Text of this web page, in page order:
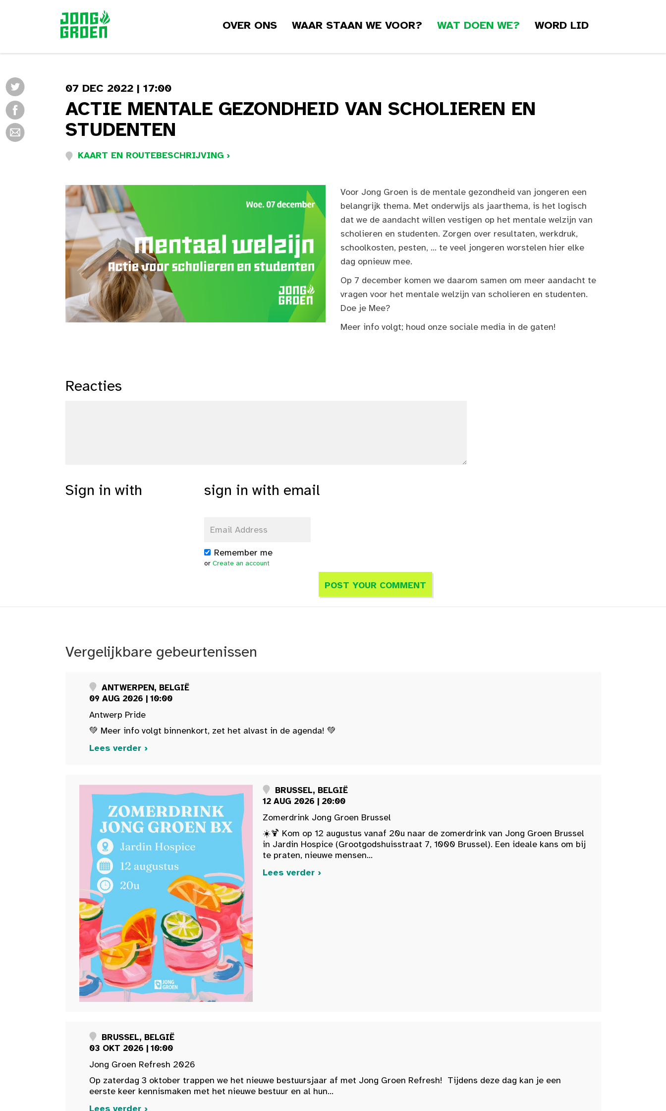
OVER ONS WAAR STAAN WE VOOR? WAT DOEN WE? WORD LID
07 DEC 2022 | 17:00
ACTIE MENTALE GEZONDHEID VAN SCHOLIEREN EN
STUDENTEN
KAART EN ROUTEBESCHRIJVING ›
Voor Jong Groen is de mentale gezondheid van jongeren een
belangrijk thema. Met onderwijs als jaarthema, is het logisch
dat we de aandacht willen vestigen op het mentale welzijn van
scholieren en studenten. Zorgen over resultaten, werkdruk,
schoolkosten, pesten, ... te veel jongeren worstelen hier elke
dag opnieuw mee.
Op 7 december komen we daarom samen om meer aandacht te
vragen voor het mentale welzijn van scholieren en studenten.
Doe je Mee?
Meer info volgt; houd onze sociale media in de gaten!
Reacties
Sign in with sign in with email
Remember me
or Create an account
Vergelijkbare gebeurtenissen
ANTWERPEN, BELGIË
09 AUG 2026 | 10:00
Antwerp Pride
💚 Meer info volgt binnenkort, zet het alvast in de agenda! 💚
Lees verder ›
BRUSSEL, BELGIË
12 AUG 2026 | 20:00
Zomerdrink Jong Groen Brussel
☀️🍹 Kom op 12 augustus vanaf 20u naar de zomerdrink van Jong Groen Brussel
in Jardin Hospice (Grootgodshuisstraat 7, 1000 Brussel). Een ideale kans om bij
te praten, nieuwe mensen...
Lees verder ›
BRUSSEL, BELGIË
03 OKT 2026 | 10:00
Jong Groen Refresh 2026
Op zaterdag 3 oktober trappen we het nieuwe bestuursjaar af met Jong Groen Refresh! Tijdens deze dag kan je een
eerste keer kennismaken met het nieuwe bestuur en al hun...
Lees verder ›